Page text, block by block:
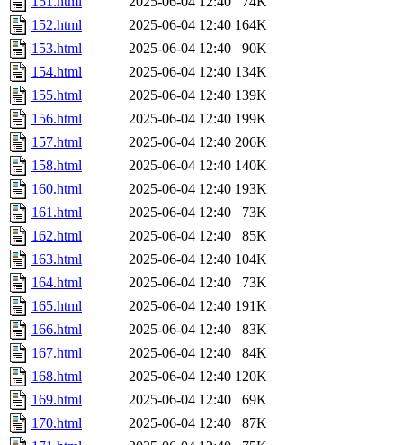
152.html
2025-06-04 12:40 164K
153.html
2025-06-04 12:40
90K
154.html
2025-06-04 12:40 134K
155.html
2025-06-04 12:40 139K
156.html
2025-06-04 12:40 199K
157.html
2025-06-04 12:40 206K
158.html
2025-06-04 12:40 140K
160.html
2025-06-04 12:40 193K
161.html
2025-06-04 12:40
73K
162.html
2025-06-04 12:40
85K
163.html
2025-06-04 12:40 104K
164.html
2025-06-04 12:40
73K
165.html
2025-06-04 12:40 191K
166.html
2025-06-04 12:40
83K
167.html
2025-06-04 12:40
84K
168.html
2025-06-04 12:40 120K
169.html
2025-06-04 12:40
69K
170.html
2025-06-04 12:40
87K